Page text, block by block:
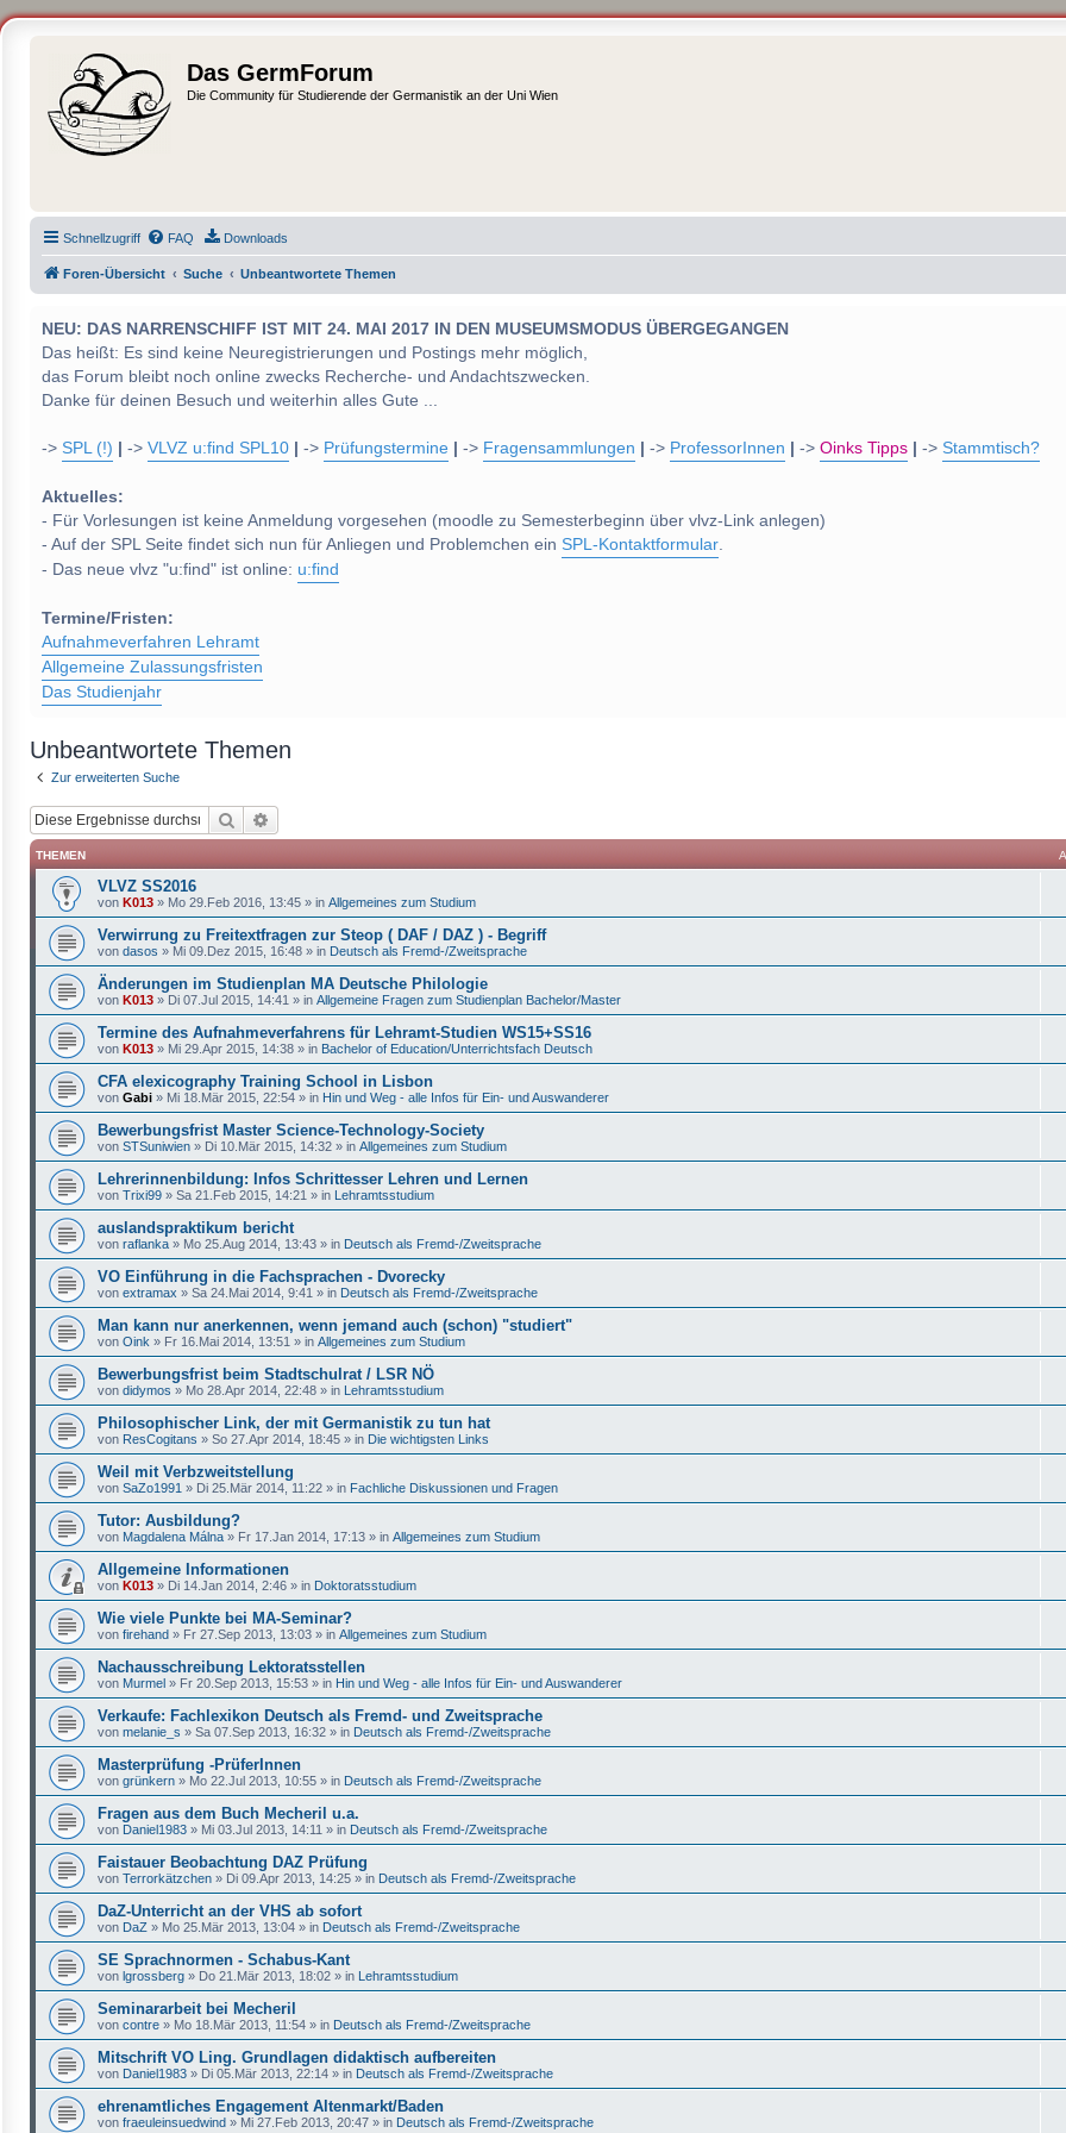
Das GermForum
Die Community für Studierende der Germanistik an der Uni Wien
Schnellzugriff FAQ Downloads
Foren-Übersicht Suche Unbeantwortete Themen
NEU: DAS NARRENSCHIFF IST MIT 24. MAI 2017 IN DEN MUSEUMSMODUS ÜBERGEGANGEN
Das heißt: Es sind keine Neuregistrierungen und Postings mehr möglich,
das Forum bleibt noch online zwecks Recherche- und Andachtszwecken.
Danke für deinen Besuch und weiterhin alles Gute ...
-> SPL (!) -> VLVZ u:find SPL10 -> Prüfungstermine -> Fragensammlungen -> ProfessorInnen -> Oinks Tipps -> Stammtisch?
Aktuelles:
- Für Vorlesungen ist keine Anmeldung vorgesehen (moodle zu Semesterbeginn über vlvz-Link anlegen)
- Auf der SPL Seite findet sich nun für Anliegen und Problemchen ein SPL-Kontaktformular.
- Das neue vlvz "u:find" ist online: u:find
Termine/Fristen:
Aufnahmeverfahren Lehramt
Allgemeine Zulassungsfristen
Das Studienjahr
Unbeantwortete Themen
Zur erweiterten Suche
Suche
THEMEN
VLVZ SS2016
von K013 » Mo 29.Feb 2016, 13:45 » in Allgemeines zum Studium
Verwirrung zu Freitextfragen zur Steop ( DAF / DAZ ) - Begriff
von dasos » Mi 09.Dez 2015, 16:48 » in Deutsch als Fremd-/Zweitsprache
Änderungen im Studienplan MA Deutsche Philologie
von K013 » Di 07.Jul 2015, 14:41 » in Allgemeine Fragen zum Studienplan Bachelor/Master
Termine des Aufnahmeverfahrens für Lehramt-Studien WS15+SS16
von K013 » Mi 29.Apr 2015, 14:38 » in Bachelor of Education/Unterrichtsfach Deutsch
CFA elexicography Training School in Lisbon
von Gabi » Mi 18.Mär 2015, 22:54 » in Hin und Weg - alle Infos für Ein- und Auswanderer
Bewerbungsfrist Master Science-Technology-Society
von STSuniwien » Di 10.Mär 2015, 14:32 » in Allgemeines zum Studium
Lehrerinnenbildung: Infos Schrittesser Lehren und Lernen
von Trixi99 » Sa 21.Feb 2015, 14:21 » in Lehramtsstudium
auslandspraktikum bericht
von raflanka » Mo 25.Aug 2014, 13:43 » in Deutsch als Fremd-/Zweitsprache
VO Einführung in die Fachsprachen - Dvorecky
von extramax » Sa 24.Mai 2014, 9:41 » in Deutsch als Fremd-/Zweitsprache
Man kann nur anerkennen, wenn jemand auch (schon) "studiert"
von Oink » Fr 16.Mai 2014, 13:51 » in Allgemeines zum Studium
Bewerbungsfrist beim Stadtschulrat / LSR NÖ
von didymos » Mo 28.Apr 2014, 22:48 » in Lehramtsstudium
Philosophischer Link, der mit Germanistik zu tun hat
von ResCogitans » So 27.Apr 2014, 18:45 » in Die wichtigsten Links
Weil mit Verbzweitstellung
von SaZo1991 » Di 25.Mär 2014, 11:22 » in Fachliche Diskussionen und Fragen
Tutor: Ausbildung?
von Magdalena Málna » Fr 17.Jan 2014, 17:13 » in Allgemeines zum Studium
Allgemeine Informationen
von K013 » Di 14.Jan 2014, 2:46 » in Doktoratsstudium
Wie viele Punkte bei MA-Seminar?
von firehand » Fr 27.Sep 2013, 13:03 » in Allgemeines zum Studium
Nachausschreibung Lektoratsstellen
von Murmel » Fr 20.Sep 2013, 15:53 » in Hin und Weg - alle Infos für Ein- und Auswanderer
Verkaufe: Fachlexikon Deutsch als Fremd- und Zweitsprache
von melanie_s » Sa 07.Sep 2013, 16:32 » in Deutsch als Fremd-/Zweitsprache
Masterprüfung -PrüferInnen
von grünkern » Mo 22.Jul 2013, 10:55 » in Deutsch als Fremd-/Zweitsprache
Fragen aus dem Buch Mecheril u.a.
von Daniel1983 » Mi 03.Jul 2013, 14:11 » in Deutsch als Fremd-/Zweitsprache
Faistauer Beobachtung DAZ Prüfung
von Terrorkätzchen » Di 09.Apr 2013, 14:25 » in Deutsch als Fremd-/Zweitsprache
DaZ-Unterricht an der VHS ab sofort
von DaZ » Mo 25.Mär 2013, 13:04 » in Deutsch als Fremd-/Zweitsprache
SE Sprachnormen - Schabus-Kant
von lgrossberg » Do 21.Mär 2013, 18:02 » in Lehramtsstudium
Seminararbeit bei Mecheril
von contre » Mo 18.Mär 2013, 11:54 » in Deutsch als Fremd-/Zweitsprache
Mitschrift VO Ling. Grundlagen didaktisch aufbereiten
von Daniel1983 » Di 05.Mär 2013, 22:14 » in Deutsch als Fremd-/Zweitsprache
ehrenamtliches Engagement Altenmarkt/Baden
von fraeuleinsuedwind » Mi 27.Feb 2013, 20:47 » in Deutsch als Fremd-/Zweitsprache